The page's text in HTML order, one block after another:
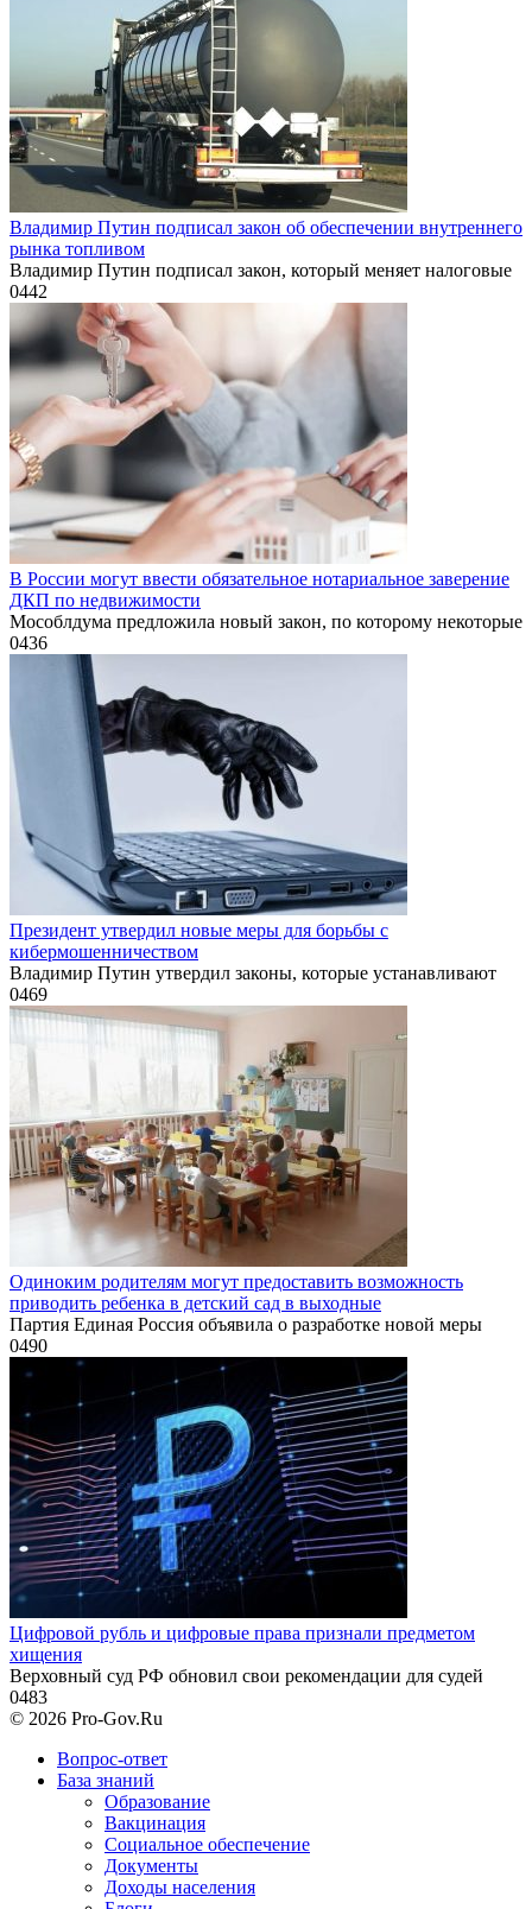
Владимир Путин подписал закон об обеспечении внутреннего
рынка топливом
Владимир Путин подписал закон, который меняет налоговые
0442
В России могут ввести обязательное нотариальное заверение
ДКП по недвижимости
Мособлдума предложила новый закон, по которому некоторые
0436
Президент утвердил новые меры для борьбы с
кибермошенничеством
Владимир Путин утвердил законы, которые устанавливают
0469
Одиноким родителям могут предоставить возможность
приводить ребенка в детский сад в выходные
Партия Единая Россия объявила о разработке новой меры
0490
Цифровой рубль и цифровые права признали предметом
хищения
Верховный суд РФ обновил свои рекомендации для судей
0483
© 2026 Pro-Gov.Ru
Вопрос-ответ
База знаний
Образование
Вакцинация
Социальное обеспечение
Документы
Доходы населения